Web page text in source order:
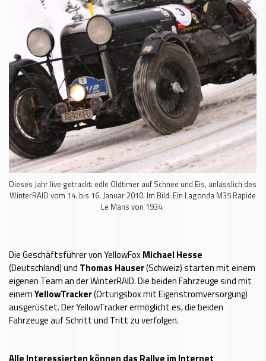
Dieses Jahr live getrackt: edle Oldtimer auf Schnee und Eis, anlässlich des
WinterRAID vom 14. bis 16. Januar 2010. Im Bild: Ein Lagonda M35 Rapide
Le Mans von 1934.
Die Geschäftsführer von YellowFoxMichael Hesse
(Deutschland) und Thomas Hauser(Schweiz) starten mit einem
eigenen Team an der WinterRAID. Die beiden Fahrzeuge sind mit
einemYellowTracker(Ortungsbox mit Eigenstromversorgung)
ausgerüstet. Der YellowTracker ermöglicht es, die beiden
Fahrzeuge auf Schritt und Tritt zu verfolgen.